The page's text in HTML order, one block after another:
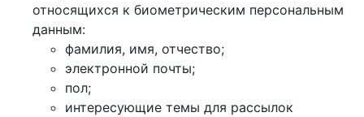
относящихся к биометрическим персональным
данным:
фамилия, имя, отчество;
электронной почты;
пол;
интересующие темы для рассылок